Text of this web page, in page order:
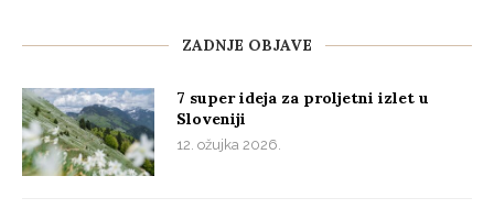
ZADNJE OBJAVE
7 super ideja za proljetni izlet u
Sloveniji
12. ožujka 2026.